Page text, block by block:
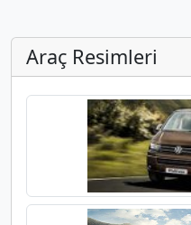
Araç Resimleri